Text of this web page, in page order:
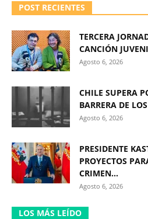
POST RECIENTES
TERCERA
CANCIÓN
Agosto 6, 2026
CHILE SUPERA
BARRERA DE
Agosto 6, 2026
PRESIDENTE
PROYECTOS
CRIMEN...
Agosto 6, 2026
LOS MÁS LEÍDO